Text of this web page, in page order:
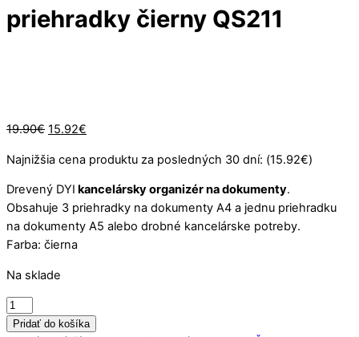
priehradky čierny QS211
19.90€ Pôvodná
bola:
19.90€.
15.92€
je:
15.92€.
Najnižšia cena produktu za posledných 30 dní: (15.92€)
Drevený DYI kancelársky organizér na dokumenty.
Obsahuje 3 priehradky na dokumenty A4 a jednu priehradku
na dokumenty A5 alebo drobné kancelárske potreby.
Farba: čierna
Na sklade
množstvo
Drevený
Pridať do košíka